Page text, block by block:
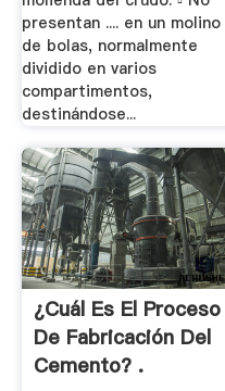
presentan .... en un molino
de bolas, normalmente
dividido en varios
compartimentos,
destinándose...
¿Cuál Es El Proceso
De Fabricación Del
Cemento? .